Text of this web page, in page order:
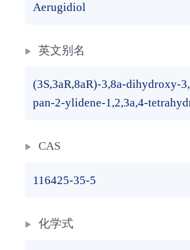
Aerugidiol
英文别名
(3S,3aR,8aR)-3,8a-dihydroxy-
pan-2-ylidene-1,2,3a,4-
CAS
116425-35-5
化学式